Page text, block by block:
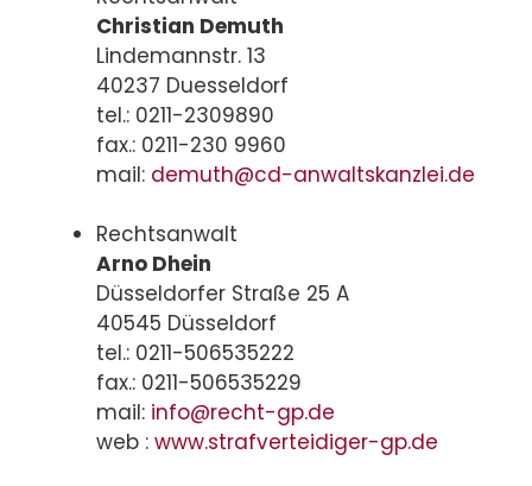
Christian Demuth
Lindemannstr. 13
40237 Duesseldorf
tel.: 0211-2309890
fax.: 0211-230 9960
mail: demuth@cd-anwaltskanzlei.de
Rechtsanwalt
Arno Dhein
Düsseldorfer Straße 25 A
40545 Düsseldorf
tel.: 0211-506535222
fax.: 0211-506535229
mail: info@recht-gp.de
web : www.strafverteidiger-gp.de